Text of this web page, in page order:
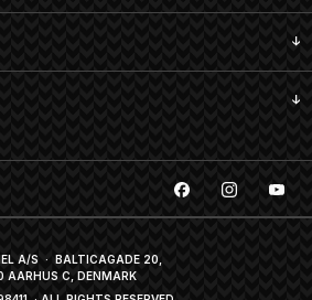
A/S · BALTICAGADE 20,
AARHUS C, DENMARK